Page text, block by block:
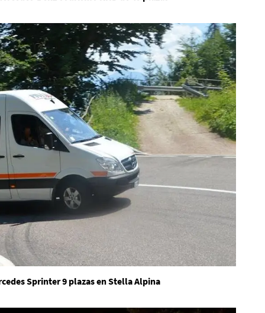
Sprinter 9 plazas en Stella Alpina